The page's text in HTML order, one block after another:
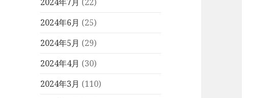
2024年6月 (25)
2024年5月 (29)
2024年4月 (30)
2024年3月 (110)